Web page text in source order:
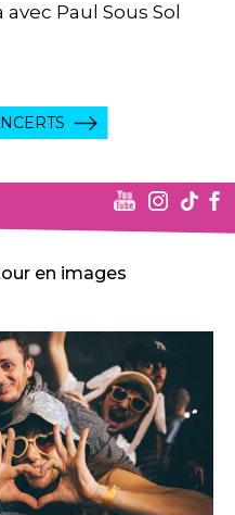
Paul Sous Sol
en images